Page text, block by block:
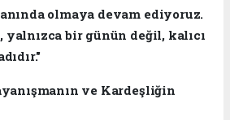
olmaya devam ediyoruz.
yalnızca bir günün değil, kalıcı
ve Kardeşliğin